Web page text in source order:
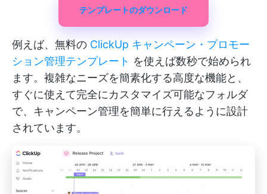
テンプレートのダウンロード
例えば、無料の ClickUp キャンペーン・プロモー
ション管理テンプレート を使えば数秒で始められ
ます。複雑なニーズを簡素化する高度な機能と、
すぐに使えて完全にカスタマイズ可能なフォルダ
で、キャンペーン管理を簡単に行えるように設計
されています。